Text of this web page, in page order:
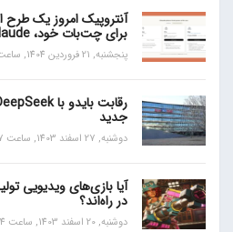
برای چت‌بات خود، Claude، معرفی کرد
پنجشنبه, 21 فروردین 1404, ساعت 14:17
جدید
دوشنبه, 27 اسفند 1403, ساعت 18:07
آیا بازی‌های ویدیویی
در راه‌اند؟
دوشنبه, 20 اسفند 1403, ساعت 18:24